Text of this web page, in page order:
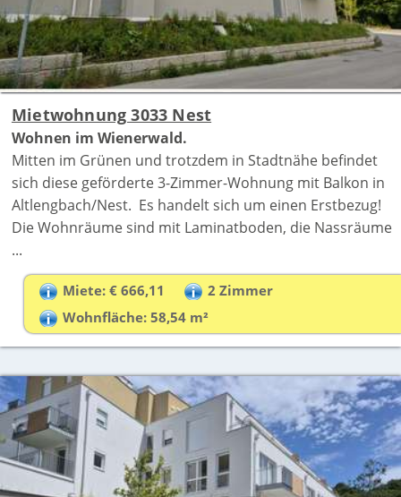
Mietwohnung 3033 Nest
Wohnen im Wienerwald.
Mitten im Grünen und trotzdem in Stadtnähe befindet
sich diese geförderte 3-Zimmer-Wohnung mit Balkon in
Altlengbach/Nest. Es handelt sich um einen Erstbezug!
Die Wohnräume sind mit Laminatboden, die Nassräume
...
Miete: € 666,11
2 Zimmer
Wohnfläche: 58,54 m²